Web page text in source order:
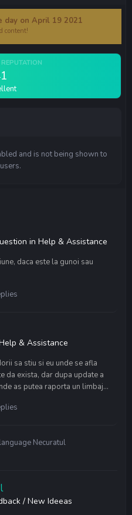
day on April 19 2021
content!
and is not being shown to
in Help & Assistance
daca este la gunoi sau
& Assistance
sa stiu si eu unde se afla
da exista, dar dupa update a
as putea raporta un limbaj...
Necuratul
/ New Ideeas